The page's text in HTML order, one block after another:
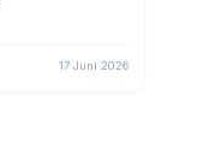
17 Juni 2026